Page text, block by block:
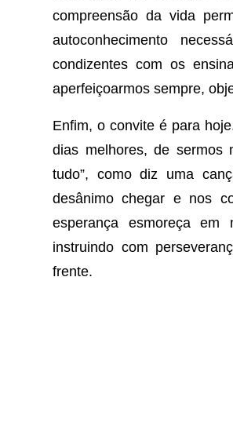
compreensão da vida
autoconhecimento
condizentes com os
aperfeiçoarmos sempre,
Enfim, o convite é para
dias melhores, de sermos
tudo”, como diz uma
desânimo chegar e nos
esperança esmoreça em
instruindo com
frente.